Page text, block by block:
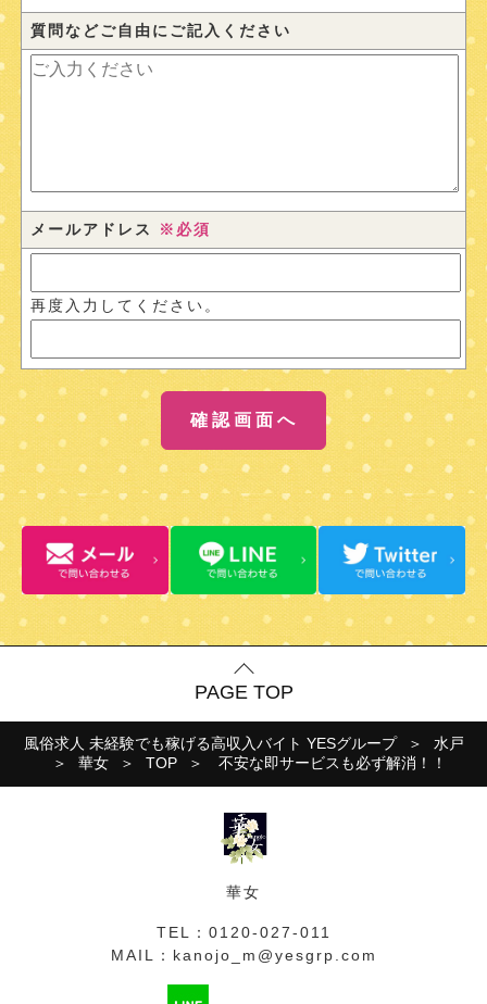
質問などご自由にご記入ください
メールアドレス ※必須
再度入力してください。
PAGE TOP
風俗求人 未経験でも稼げる高収入バイト YESグループ
水戸
華女
TOP 不安な即サービスも必ず解消！！
華女
TEL： 0120-027-011
MAIL： kanojo_m@yesgrp.com